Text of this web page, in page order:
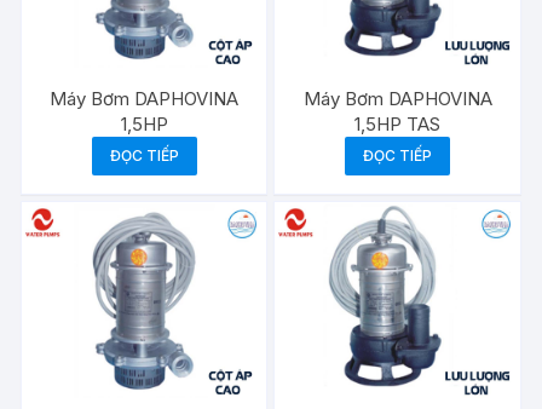
Máy Bơm DAPHOVINA
1,5HP
ĐỌC TIẾP
Máy Bơm DAPHOVINA
1,5HP TAS
ĐỌC TIẾP